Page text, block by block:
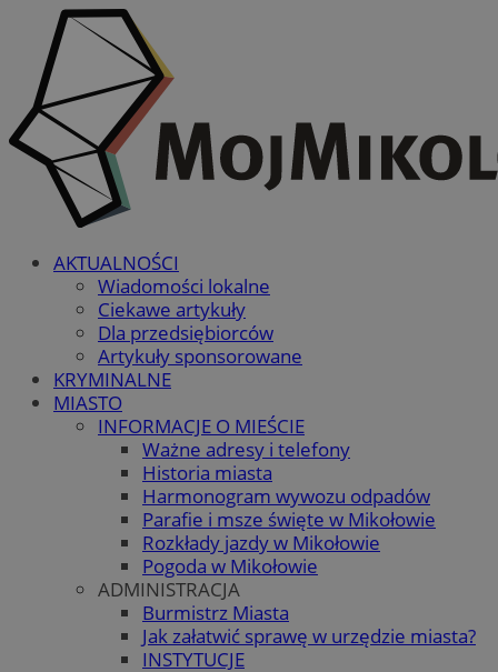
AKTUALNOŚCI
Wiadomości lokalne
Ciekawe artykuły
Dla przedsiębiorców
Artykuły sponsorowane
KRYMINALNE
MIASTO
INFORMACJE O MIEŚCIE
Ważne adresy i telefony
Historia miasta
Harmonogram wywozu odpadów
Parafie i msze święte w Mikołowie
Rozkłady jazdy w Mikołowie
Pogoda w Mikołowie
ADMINISTRACJA
Burmistrz Miasta
Jak załatwić sprawę w urzędzie miasta?
INSTYTUCJE